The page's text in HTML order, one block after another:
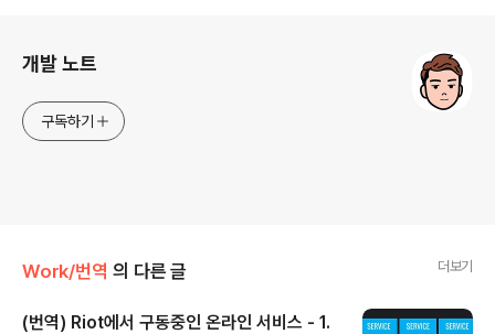
개발 노트
구독하기
Work/번역 의 다른 글 더보기
(번역) Riot에서 구동중인 온라인 서비스 - 1.